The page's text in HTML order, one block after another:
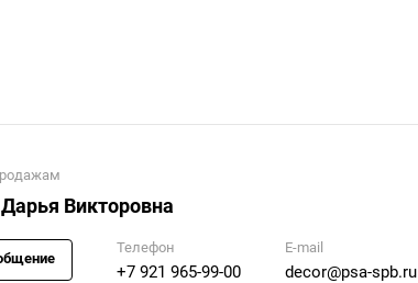
Викторовна
Телефон
+7 921 965-99-00
E-mail
decor@psa-spb.ru